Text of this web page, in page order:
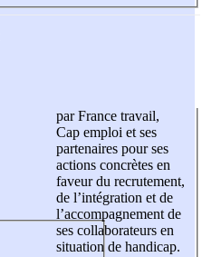
par France travail,
Cap emploi et ses
partenaires pour ses
actions concrètes en
faveur du recrutement,
de l’intégration et de
l’accompagnement de
ses collaborateurs en
situation de handicap.